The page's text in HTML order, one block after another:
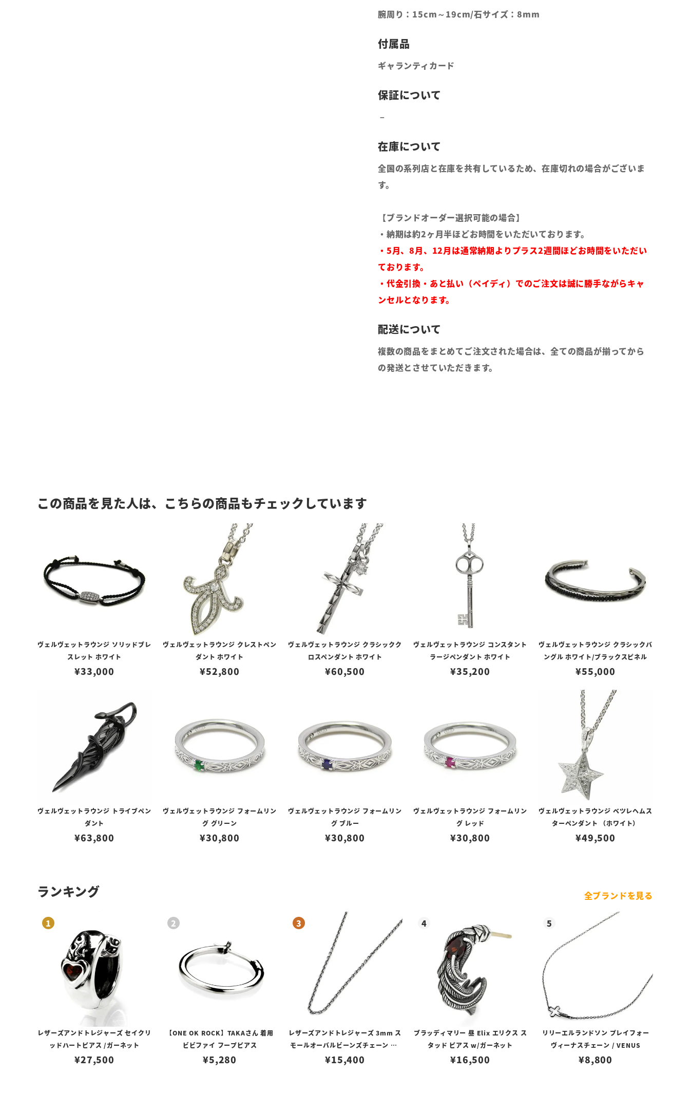
腕周り：15cm～19cm/石サイズ：8mm
ギャランティカード
全国の系列店と在庫を共有しているため、在庫切れの場合がございま
す。
【ブランドオーダー選択可能の場合】
・納期は約2ヶ月半ほどお時間をいただいております。
・5月、8月、12月は通常納期よりプラス2週間ほどお時間をいただい
ております。
・代金引換・あと払い（ペイディ）でのご注文は誠に勝手ながらキャ
ンセルとなります。
複数の商品をまとめてご注文された場合は、全ての商品が揃ってから
の発送とさせていただきます。
この商品を見た人は、こちらの商品もチェックしています
ヴェルヴェットラウンジ ソリッドブレ
スレット ホワイト
¥33,000
ヴェルヴェットラウンジ クレストペン
ダント ホワイト
¥52,800
ヴェルヴェットラウンジ クラシックク
ロスペンダント ホワイト
¥60,500
ヴェルヴェットラウンジ コンスタント
ラージペンダント ホワイト
¥35,200
ヴェルヴェットラウンジ クラシックバ
ングル ホワイト/ブラックスピネル
¥55,000
ヴェルヴェットラウンジ トライブペン
ダント
¥63,800
ヴェルヴェットラウンジ フォームリン
グ グリーン
¥30,800
ヴェルヴェットラウンジ フォームリン
グ ブルー
¥30,800
ヴェルヴェットラウンジ フォームリン
グ レッド
¥30,800
ヴェルヴェットラウンジ ベツレヘムス
ターペンダント （ホワイト）
¥49,500
ランキング 全ブランドを見る
レザーズアンドトレジャーズ セイクリ
ッドハートピアス /ガーネット
¥27,500
【ONE OK ROCK】TAKAさん 着用
ビビファイ フープピアス
¥5,280
レザーズアンドトレジャーズ 3mm ス
モールオーバルビーンズチェーン w/
ロブスタークラスプ＆LTロゴプレート
¥15,400
ブラッディマリー 昼 Elix エリクス ス
タッド ピアス w/ガーネット
¥16,500
リリーエルランドソン プレイフォー
ヴィーナスチェーン / VENUS
¥8,800